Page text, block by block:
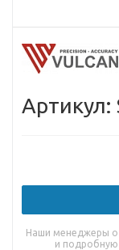
Артикул:
Наши менеджеры
и